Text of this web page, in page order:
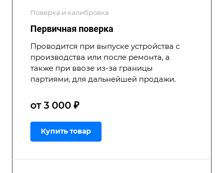
Поверка и калибровка
Первичная поверка
Проводится при выпуске устройства с
производства или после ремонта, а
также при ввозе из-за границы
партиями, для дальнейшей продажи.
от 3 000 ₽
Купить товар